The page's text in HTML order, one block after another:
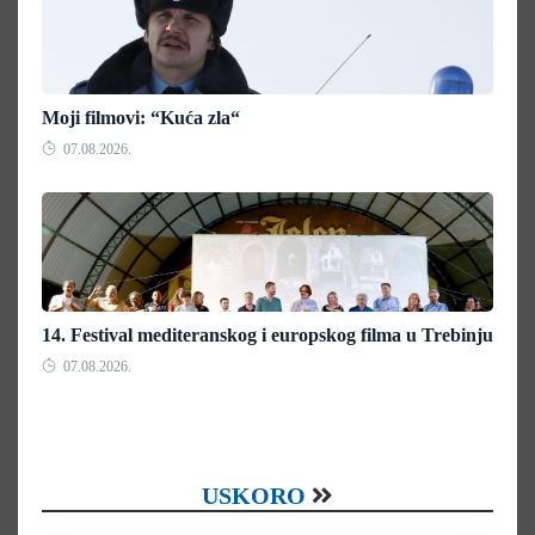
Moji filmovi: “Kuća zla“
07.08.2026.
14. Festival mediteranskog i europskog filma u Trebinju
07.08.2026.
USKORO